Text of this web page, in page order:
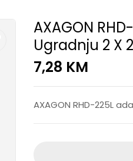
AXAGON
Ugradnju 2 X
7,28 KM
AXAGON RHD-225L